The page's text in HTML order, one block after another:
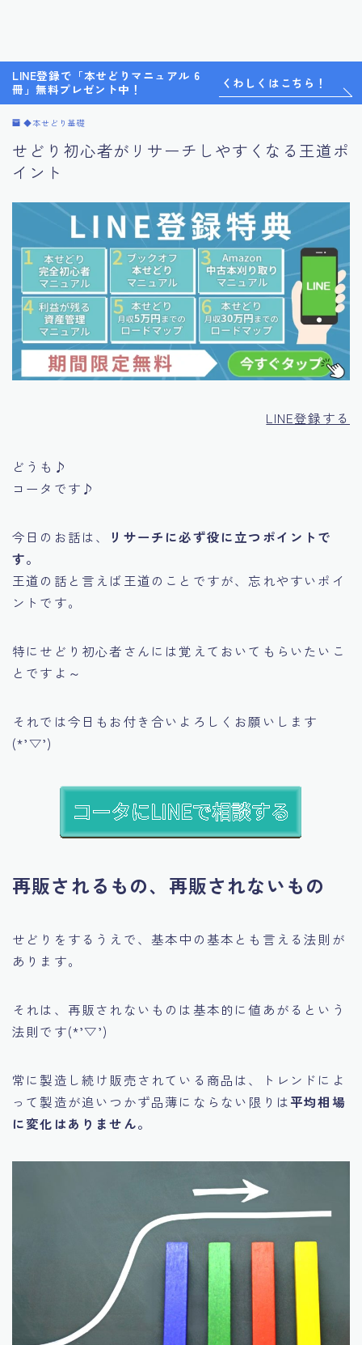
LINE登録で「本せどりマニュアル 6
冊」無料プレゼント中！
くわしくはこちら！
◆本せどり基礎
せどり初心者がリサーチしやすくなる王道ポ
イント
LINE登録する
どうも♪
コータです♪
今日のお話は、
リサーチに必ず役に立つポイントで
す。
王道の話と言えば王道のことですが、忘れやすいポイ
ントです。
特にせどり初心者さんには覚えておいてもらいたいこ
とですよ～
それでは今日もお付き合いよろしくお願いします
(*’▽’)
再販されるもの、再販されないもの
せどりをするうえで、基本中の基本とも言える法則が
あります。
それは、 再販されないものは基本的に値あがる という
法則です(*’▽’)
常に製造し続け販売されている商品は、トレンドによ
って製造が追いつかず品薄にならない限りは平均相場
に変化はありません。